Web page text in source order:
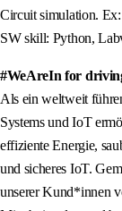
Circuit simulation.
SW skill: Python,
#WeAreIn for
Als ein weltweit
Systems und IoT
effiziente Energie,
und sicheres IoT.
unserer Kund*innen